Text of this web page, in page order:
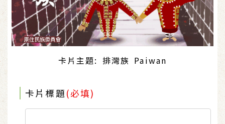
卡片主題: 排灣族 Paiwan
卡片標題 (必填)